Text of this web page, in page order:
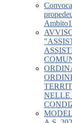
NELLE